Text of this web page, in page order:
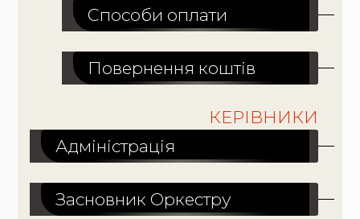
Способи оплати
Повернення коштів
КЕРІВНИКИ
Адміністрація
Засновник Оркестру